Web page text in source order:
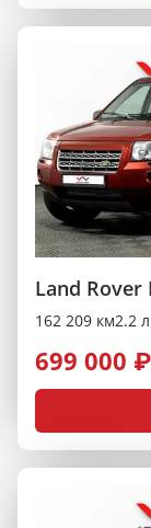
Land Rover
162 209 км2.2 л
699 000 ₽